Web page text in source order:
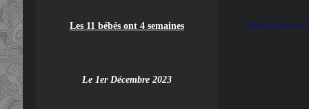
Jazz, le jour de
Les 11 bébés ont 4 semaines
Le 1er Décembre 2023